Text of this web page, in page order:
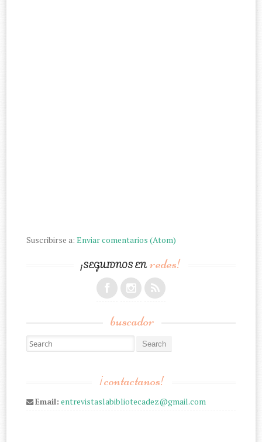
Suscribirse a:Enviar comentarios (Atom)
¡SEGUIDNOS ENredes!
buscador
Search for:
¡contactanos!
Email: entrevistaslabibliotecadez@gmail.com